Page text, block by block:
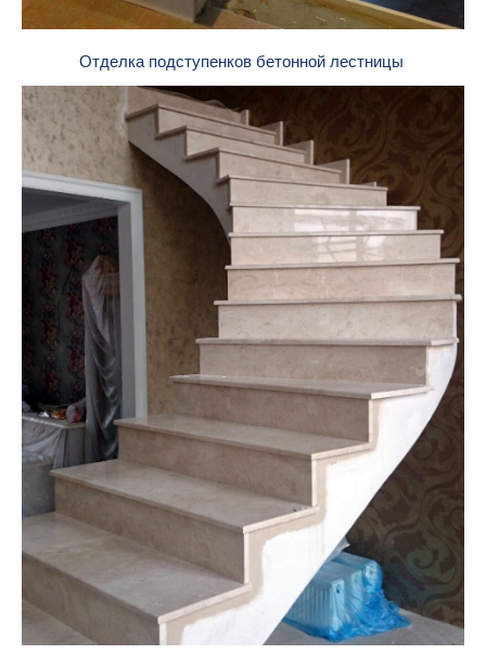
Отделка подступенков бетонной лестницы